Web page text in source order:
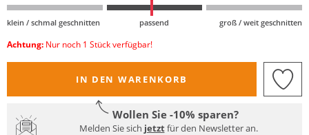
klein / schmal geschnitten passend groß / weit geschnitten
Achtung: Nur noch 1 Stück verfügbar!
IN DEN WARENKORB
Wollen Sie -10% sparen?
Melden Sie sich jetztfür den Newsletter an.